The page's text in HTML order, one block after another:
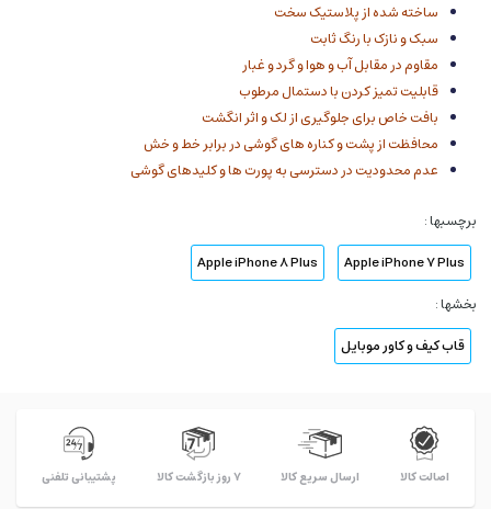
ساخته شده از پلاستیک سخت
سبک و نازک با رنگ ثابت
مقاوم در مقابل آب و هوا و گرد و غبار
قابلیت تمیز کردن با دستمال مرطوب
بافت خاص برای جلوگیری از لک و اثر انگشت
محافظت از پشت و کناره های گوشی در برابر خط و خش
عدم محدودیت در دسترسی به پورت ها و کلیدهای گوشی
برچسبها :
Apple iPhone 7 Plus
Apple iPhone 8 Plus
بخشها :
قاب کیف و کاور موبایل
اصالت کالا ارسال سریع کالا ۷ روز بازگشت کالا پشتیبانی تلفنی